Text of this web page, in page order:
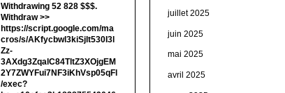
Withdrawing 52 828 $$$.
Withdrаw >>
https://script.google.com/ma
cros/s/AKfycbwl3kiSjlt530I3l
Zz-
3AXdg3ZqalC84TltZ3XOjgEM
2Y7ZWYFui7NF3iKhVsp05qFl
/exec?
juillet 2025
juin 2025
mai 2025
avril 2025